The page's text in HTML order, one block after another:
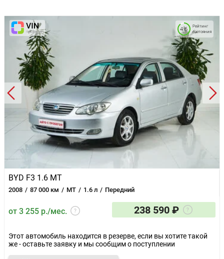
BYD F3 1.6 MT
2008 87 000 км MT 1.6 л Передний
Рейтинг
состояния
4.6
от 3 255 р./мес. 238 590 ₽
Этот автомобиль находится в резерве, если вы хотите такой
же - оставьте заявку и мы сообщим о поступлении